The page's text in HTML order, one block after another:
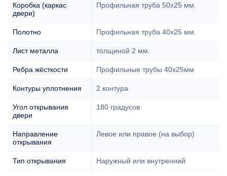
Коробка (каркас
двери)
Профильная труба 50х25 мм.
Полотно Профильная труба 40х25 мм.
Лист металла толщиной 2 мм.
Ребра жёсткости Профильные трубы 40х25мм
Контуры уплотнения 2 контура
Угол открывания
двери
180 градусов
Направление
открывания
Левое или правое (на выбор)
Тип открывания Наружный или внутренний